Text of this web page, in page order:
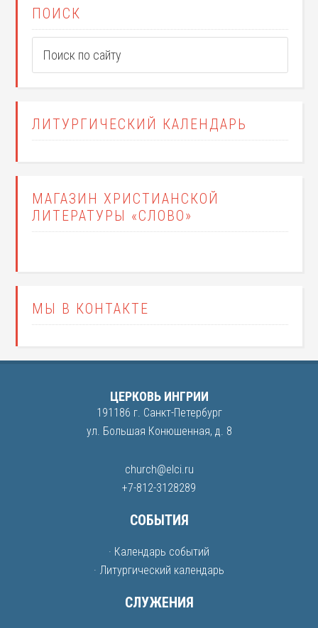
ПОИСК
ЛИТУРГИЧЕСКИЙ КАЛЕНДАРЬ
МАГАЗИН ХРИСТИАНСКОЙ
ЛИТЕРАТУРЫ «СЛОВО»
МЫ В КОНТАКТЕ
ЦЕРКОВЬ ИНГРИИ
191186 г. Санкт-Петербург
ул. Большая Конюшенная, д. 8
church@elci.ru
+7-812-3128289
СОБЫТИЯ
· Календарь событий
· Литургический календарь
СЛУЖЕНИЯ